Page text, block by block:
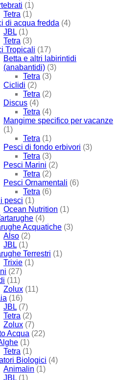
(1)
Tetra (1)
di acqua fredda (4)
JBL (1)
Tetra (3)
Tropicali (17)
Betta e altri labirintidi
(anabantidi) (3)
Tetra (3)
Ciclidi (2)
Tetra (2)
Discus (4)
Tetra (4)
Mangime specifico per vacanze
(1)
Tetra (1)
Pesci di fondo erbivori (3)
Tetra (3)
Pesci Marini (2)
Tetra (2)
Pesci Ornamentali (6)
Tetra (6)
pesci (1)
Ocean Nutrition (1)
(4)
Acquatiche (3)
Also (2)
JBL (1)
Terrestri (1)
Trixie (1)
(27)
(11)
Zolux (11)
(16)
JBL (7)
Tetra (2)
Zolux (7)
Acqua (22)
(1)
Tetra (1)
Biologici (4)
Animalin (1)
JBL (1)